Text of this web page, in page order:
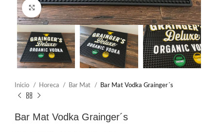
Click to enlarge
Inicio Horeca Bar Mat Bar Mat Vodka Grainger´s
Bar Mat Vodka Grainger´s